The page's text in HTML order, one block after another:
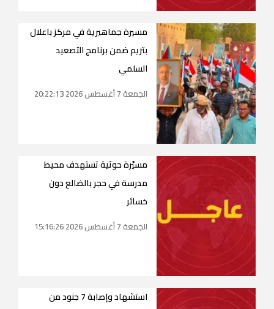
مسيرة جماهيرية في مركز باعلال
بتريم ضمن برنامج التصعيد
السلمي
الجمعة 7 أغسطس 2026 20:22:13
مسيّرة حوثية تستهدف محيط
مدرسة في حجر بالضالع دون
خسائر
الجمعة 7 أغسطس 2026 15:16:26
استشهاد وإصابة 7 جنود من